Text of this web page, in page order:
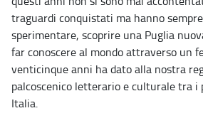
traguardi conquistati ma hanno
sperimentare, scoprire una Puglia
far conoscere al mondo attraverso un
venticinque anni ha dato alla nostra
palcoscenico letterario e culturale tra
Italia.